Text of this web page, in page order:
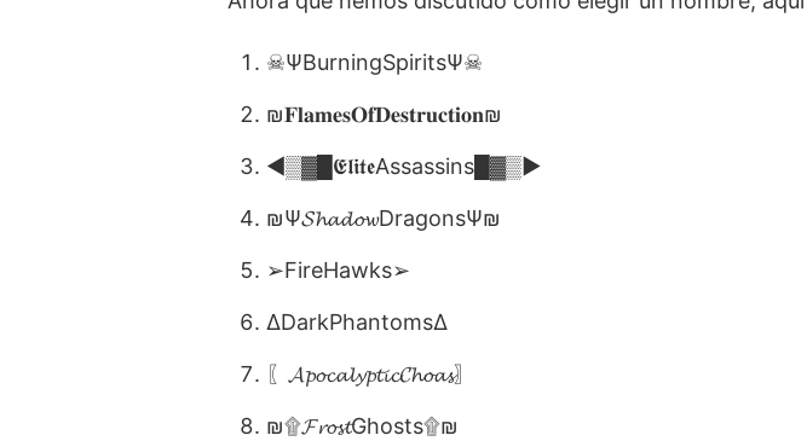
☠ΨBurningSpiritsΨ☠
₪𝐅𝐥𝐚𝐦𝐞𝐬𝐎𝐟𝐃𝐞𝐬𝐭𝐫𝐮𝐜𝐭𝐢𝐨𝐧₪
◄▒▓█𝕰𝖑𝖎𝖙𝖊Assassins█▓▒►
₪Ψ𝓢𝓱𝓪𝓭𝓸𝔀DragonsΨ₪
➢FireHawks➢
∆DarkPhantoms∆
〖𝓐𝓹𝓸𝓬𝓪𝓵𝔂𝓹𝓽𝓲𝓬𝓒𝓱𝓸𝓪𝓼〗
₪۩𝓕𝓻𝓸𝓼𝓽Ghosts۩₪